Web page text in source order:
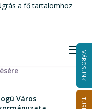
a fő tartalomhoz
VÁROSUNK
Város Bolgár
2022. április 27-
Város